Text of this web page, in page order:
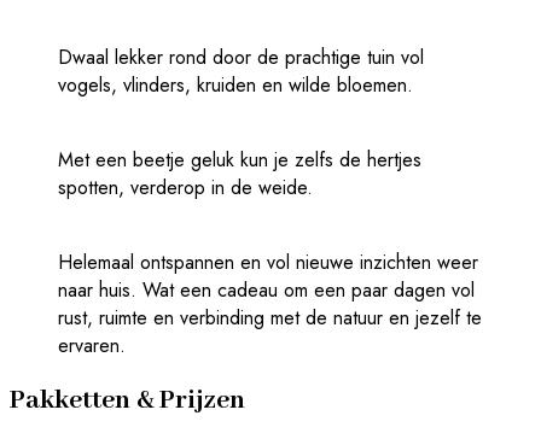
Dwaal lekker rond door de prachtige tuin vol
vogels, vlinders, kruiden en wilde bloemen.
Met een beetje geluk kun je zelfs de hertjes
spotten, verderop in de weide.
Helemaal ontspannen en vol nieuwe inzichten weer
naar huis. Wat een cadeau om een paar dagen vol
rust, ruimte en verbinding met de natuur en jezelf te
ervaren.
Pakketten & Prijzen